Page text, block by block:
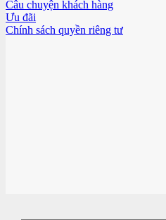
Câu chuyện khách hàng
Ưu đãi
Chính sách quyền riêng tư